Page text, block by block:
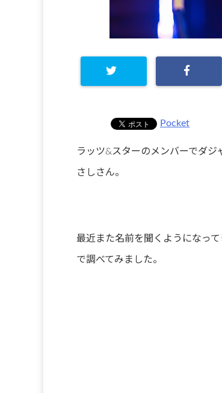
Pocket
ラッツ&スターのメンバーでダ
さしさん。
最近また名前を聞くようになっ
で調べてみました。